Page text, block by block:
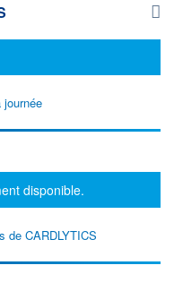
disponible.
de CARDLYTICS